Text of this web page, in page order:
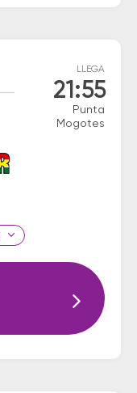
LLEGA
21:55
Punta
Mogotes